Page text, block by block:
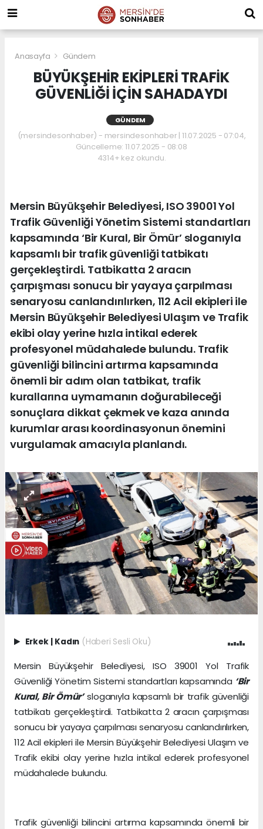
Anasayfa Gündem
BÜYÜKŞEHİR EKİPLERİ TRAFİK
GÜVENLİĞİ İÇİN SAHADAYDI
GÜNDEM
(mersindesonhaber) - mersindesonhaber | 11.07.2025 - 07:04,
Güncelleme: 11.07.2025 - 08:08
4314+ kez okundu.
Mersin Büyükşehir Belediyesi, ISO 39001 Yol
Trafik Güvenliği Yönetim Sistemi standartları
kapsamında ‘Bir Kural, Bir Ömür’ sloganıyla
kapsamlı bir trafik güvenliği tatbikatı
gerçekleştirdi. Tatbikatta 2 aracın
çarpışması sonucu bir yayaya çarpılması
senaryosu canlandırılırken, 112 Acil ekipleri ile
Mersin Büyükşehir Belediyesi Ulaşım ve Trafik
ekibi olay yerine hızla intikal ederek
profesyonel müdahalede bulundu. Trafik
güvenliği bilincini artırma kapsamında
önemli bir adım olan tatbikat, trafik
kurallarına uymamanın doğurabileceği
sonuçlara dikkat çekmek ve kaza anında
kurumlar arası koordinasyonun önemini
vurgulamak amacıyla planlandı.
Erkek | Kadın (Haberi Sesli Oku)
Mersin Büyükşehir Belediyesi, ISO 39001 Yol Trafik
Güvenliği Yönetim Sistemi standartları kapsamında ‘Bir
Kural, Bir Ömür’sloganıyla kapsamlı bir trafik güvenliği
tatbikatı gerçekleştirdi. Tatbikatta 2 aracın çarpışması
sonucu bir yayaya çarpılması senaryosu canlandırılırken,
112 Acil ekipleri ile Mersin Büyükşehir Belediyesi Ulaşım ve
Trafik ekibi olay yerine hızla intikal ederek profesyonel
müdahalede bulundu.
Trafik güvenliği bilincini artırma kapsamında önemli bir